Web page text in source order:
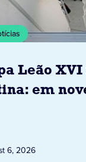
Leão
em
6, 2026